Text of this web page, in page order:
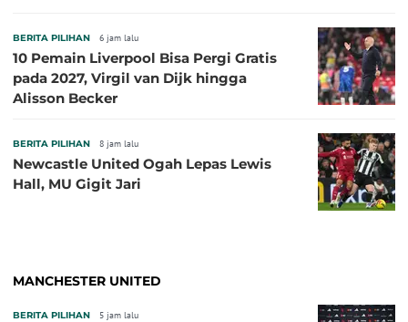
BERITA PILIHAN 6 jam lalu
10 Pemain Liverpool Bisa Pergi Gratis
pada 2027, Virgil van Dijk hingga
Alisson Becker
BERITA PILIHAN 8 jam lalu
Newcastle United Ogah Lepas Lewis
Hall, MU Gigit Jari
MANCHESTER UNITED
BERITA PILIHAN 5 jam lalu